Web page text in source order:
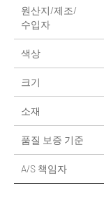
원산지/제조/
수입자
색상
크기
소재
품질 보증 기준
A/S 책임자